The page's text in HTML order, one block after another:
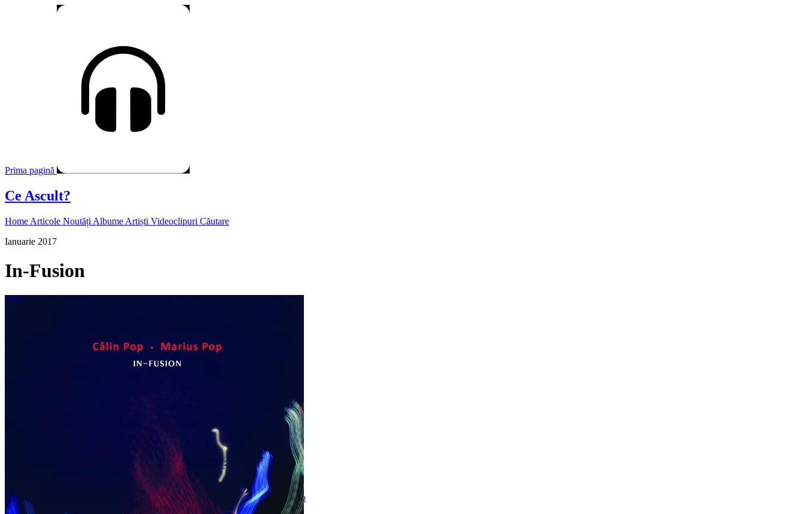
Prima pagină
Ce Ascult?
Home Articole Noutăți Albume Artiști Videoclipuri Căutare
Ianuarie 2017
In-Fusion
Vezi pagina artistului
Călin Pop
MPMarius Pop